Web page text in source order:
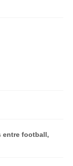
entre football,